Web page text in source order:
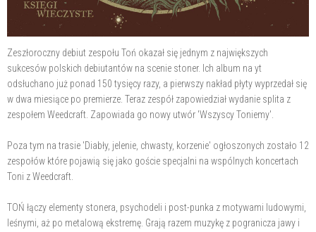
Zeszłoroczny debiut zespołu Toń okazał się jednym z największych
sukcesów polskich debiutantów na scenie stoner. Ich album na yt
odsłuchano już ponad 150 tysięcy razy, a pierwszy nakład płyty wyprzedał się
w dwa miesiące po premierze. Teraz zespół zapowiedział wydanie splita z
zespołem Weedcraft. Zapowiada go nowy utwór 'Wszyscy Toniemy'.
Poza tym na trasie 'Diabły, jelenie, chwasty, korzenie' ogłoszonych zostało 12
zespołów które pojawią się jako goście specjalni na wspólnych koncertach
Toni z Weedcraft.
TOŃ łączy elementy stonera, psychodeli i post-punka z motywami ludowymi,
leśnymi, aż po metalową ekstremę. Grają razem muzykę z pogranicza jawy i